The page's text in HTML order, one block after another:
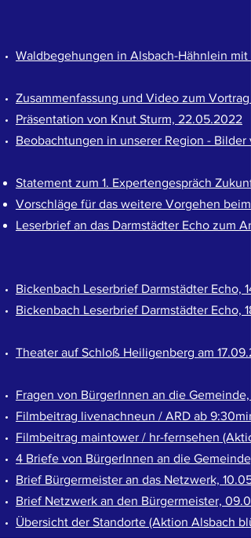
Waldbegehungen in Alsbach-Hähnlein
Zusammenfassung und Video zum
Präsentation von Knut Sturm, 22.05.2022
Beobachtungen in unserer Region -
Statement zum 1. Expertengespräch
Vorschläge für das weitere Vorgehen
Leserbrief an das Darmstädter Echo zum
Bickenbach Leserbrief Darmstädter Echo,
Bickenbach Leserbrief Darmstädter Echo,
Theater auf Schloß Heiligenberg am
Fragen von BürgerInnen an die
Filmbeitrag livenachneun / ARD ab
Filmbeitrag maintower / hr-fernsehen
4 Briefe von BürgerInnen an die
Brief Bürgermeister an das Netzwerk,
Brief Netzwerk an den Bürgermeister,
Übersicht der Standorte (Aktion Alsbach